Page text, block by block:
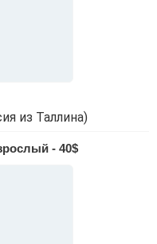
из Таллина)
- 40$